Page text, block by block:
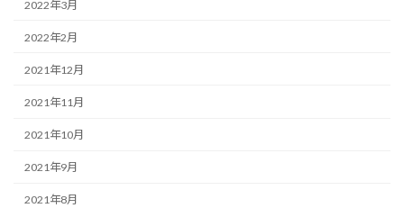
2022年3月
2022年2月
2021年12月
2021年11月
2021年10月
2021年9月
2021年8月